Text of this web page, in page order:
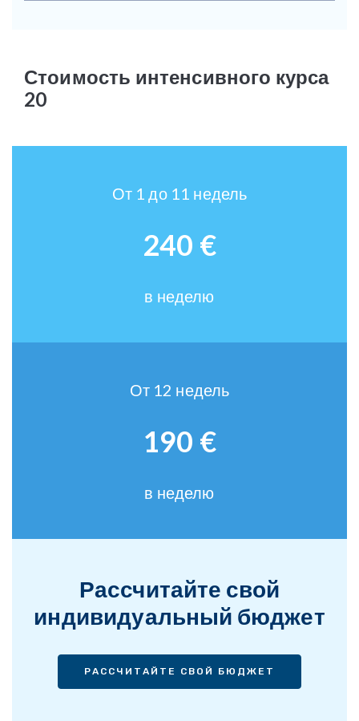
Стоимость интенсивного курса
20
От 1 до 11 недель
240 €
в неделю
От 12 недель
190 €
в неделю
Рассчитайте свой
индивидуальный бюджет
РАССЧИТАЙТЕ СВОЙ БЮДЖЕТ